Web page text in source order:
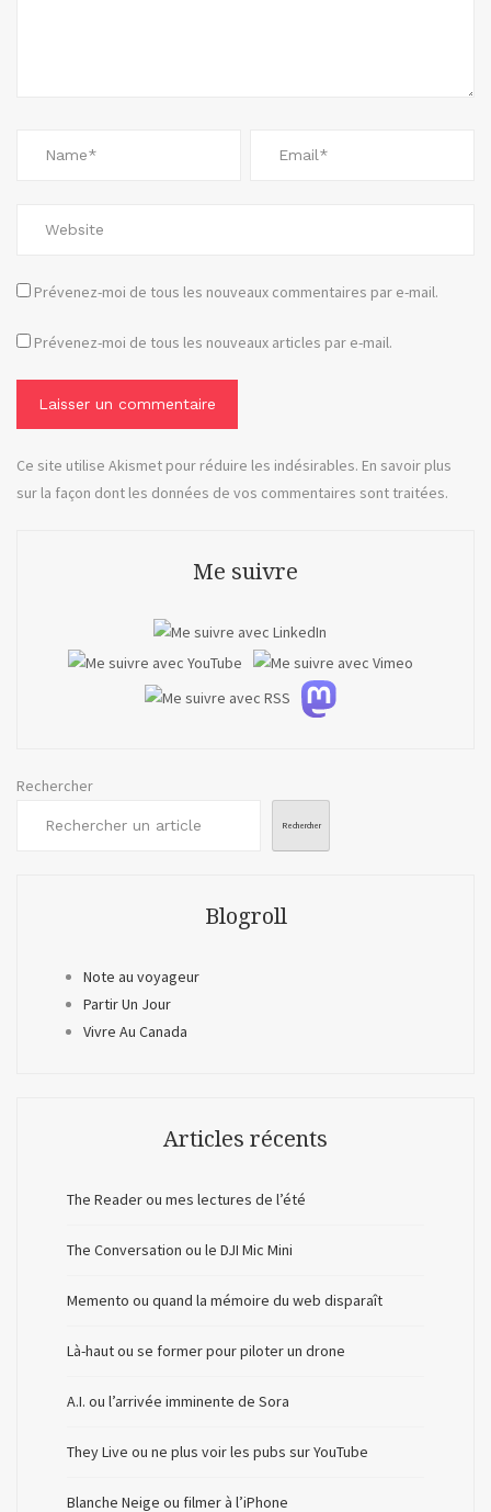
Prévenez-moi de tous les nouveaux commentaires par e-mail.
Prévenez-moi de tous les nouveaux articles par e-mail.
Ce site utilise Akismet pour réduire les indésirables. En savoir plus
sur la façon dont les données de vos commentaires sont traitées.
Me suivre
Rechercher
Rechercher
Blogroll
Note au voyageur
Partir Un Jour
Vivre Au Canada
Articles récents
The Reader ou mes lectures de l’été
The Conversation ou le DJI Mic Mini
Memento ou quand la mémoire du web disparaît
Là-haut ou se former pour piloter un drone
A.I. ou l’arrivée imminente de Sora
They Live ou ne plus voir les pubs sur YouTube
Blanche Neige ou filmer à l’iPhone